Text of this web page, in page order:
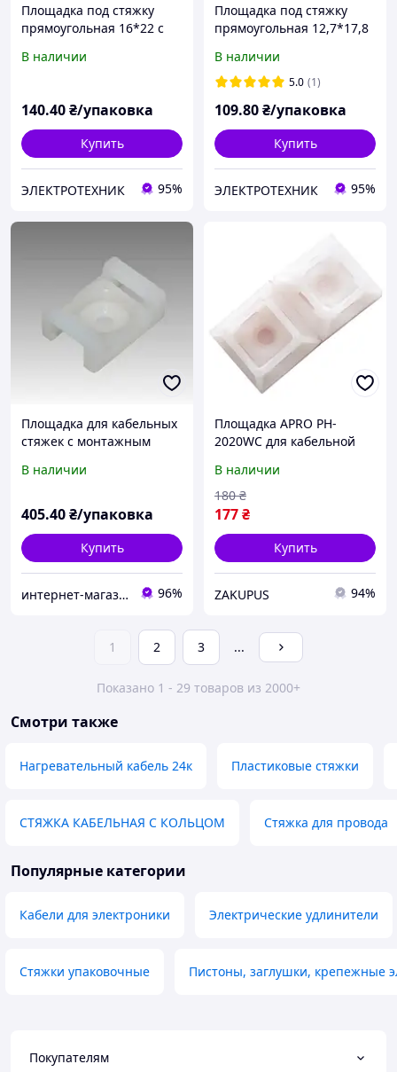
Площадка под стяжку
прямоугольная 16*22 с
В наличии
140.40₴/упаковка
Купить
ЭЛЕКТРОТЕХНИК 95%
Площадка под стяжку
прямоугольная 12,7*17,8
d4,31(100шт)
В наличии
5.0 (1)
109.80₴/упаковка
Купить
ЭЛЕКТРОТЕХНИК 95%
Площадка для кабельных
стяжек с монтажным
(упаковка - 100шт)
В наличии
405.40₴/упаковка
Купить
интернет-магазин Zamok911 96%
Площадка APRO PH-
2020WC для кабельной
отверстием 20х20 мм (50
шт) Белый
В наличии
177₴
180 ₴
Купить
ZAKUPUS 94%
1 2 3 ...
Показано 1 - 29 товаров из 2000+
Смотри также
Нагревательный кабель 24к Пластиковые стяжки
СТЯЖКА КАБЕЛЬНАЯ С КОЛЬЦОМ Стяжка для провода
Популярные категории
Кабели для электроники Электрические удлинители
Стяжки упаковочные Пистоны, заглушки, крепежные
Покупателям